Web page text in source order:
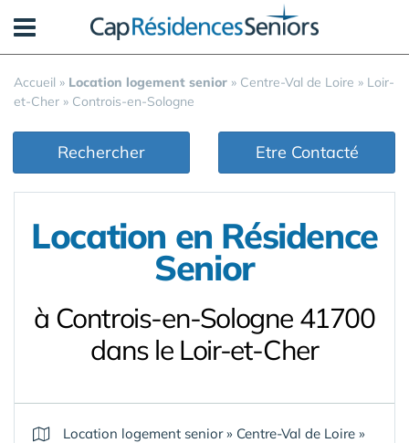
Accueil » Location logement senior » Centre-Val de Loire » Loir-
et-Cher » Controis-en-Sologne
Rechercher Etre Contacté
Location en Résidence
Senior
à Controis-en-Sologne 41700
dans le Loir-et-Cher
Location logement senior» Centre-Val de Loire »